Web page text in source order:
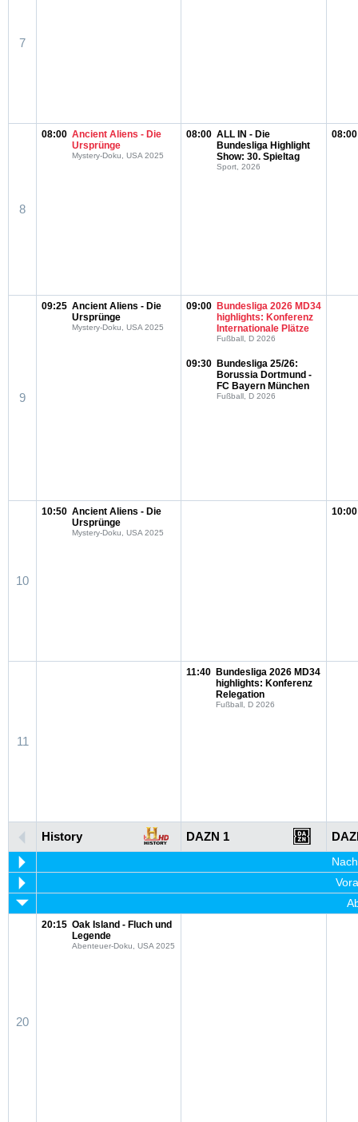
7
8
08:00 Ancient Aliens - Die
Ursprünge
Mystery-Doku, USA 2025
08:00 ALL IN - Die
Bundesliga Highlight
Show: 30. Spieltag
Sport, 2026
08:00
9
09:25 Ancient Aliens - Die
Ursprünge
Mystery-Doku, USA 2025
09:00 Bundesliga 2026 MD34
highlights: Konferenz
Internationale Plätze
Fußball, D 2026
09:30 Bundesliga 25/26:
Borussia Dortmund -
FC Bayern München
Fußball, D 2026
10
10:50 Ancient Aliens - Die
Ursprünge
Mystery-Doku, USA 2025
10:00
11
11:40 Bundesliga 2026 MD34
highlights: Konferenz
Relegation
Fußball, D 2026
History DAZN 1
20
20:15 Oak Island - Fluch und
Legende
Abenteuer-Doku, USA 2025